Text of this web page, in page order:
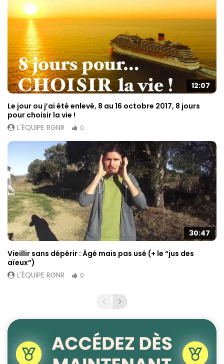
12:07
Le jour ou j’ai été enlevé, 8 au 16 octobre 2017, 8 jours
pour choisir la vie !
L'ÉQUIPE RGNR
0
30:47
Vieillir sans dépérir : Âgé mais pas usé (+ le “jus des
aïeux”)
L'ÉQUIPE RGNR
0